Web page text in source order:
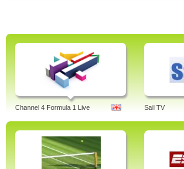
Channel 4 Formula 1 Live Sail TV